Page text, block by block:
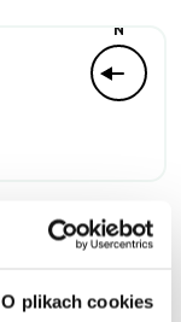
O plikach cookies
N